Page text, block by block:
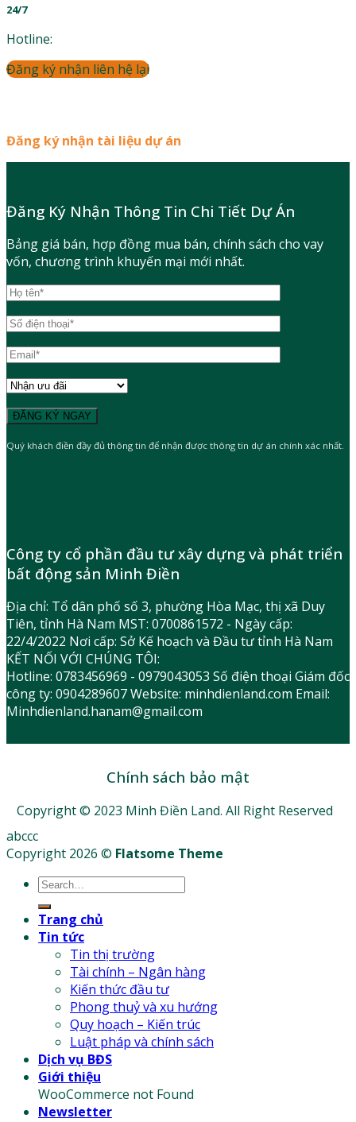
24/7
Hotline:
Đăng ký nhận liên hệ lại
Đăng ký nhận tài liệu dự án
Đăng Ký Nhận Thông Tin Chi Tiết Dự Án
Bảng giá bán, hợp đồng mua bán, chính sách cho vay
vốn, chương trình khuyến mại mới nhất.
Quý khách điền đầy đủ thông tin để nhận được thông tin dự án chính xác nhất.
Công ty cổ phần đầu tư xây dựng và phát triển
bất động sản Minh Điền
Địa chỉ: Tổ dân phố số 3, phường Hòa Mạc, thị xã Duy
Tiên, tỉnh Hà Nam MST: 0700861572 - Ngày cấp:
22/4/2022 Nơi cấp: Sở Kế hoạch và Đầu tư tỉnh Hà Nam
KẾT NỐI VỚI CHÚNG TÔI:
Hotline: 0783456969 - 0979043053 Số điện thoại Giám đốc
công ty: 0904289607 Website: minhdienland.com Email:
Minhdienland.hanam@gmail.com
Chính sách bảo mật
Copyright © 2023 Minh Điền Land. All Right Reserved
abccc
Copyright 2026 © Flatsome Theme
Trang chủ
Tin tức
Tin thị trường
Tài chính – Ngân hàng
Kiến thức đầu tư
Phong thuỷ và xu hướng
Quy hoạch – Kiến trúc
Luật pháp và chính sách
Dịch vụ BĐS
Giới thiệu
WooCommerce not Found
Newsletter